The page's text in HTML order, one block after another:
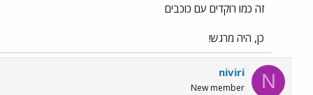
זה כמו רוקדים עם כוכבים
כן, היה מרגש!
N
niviri
New member